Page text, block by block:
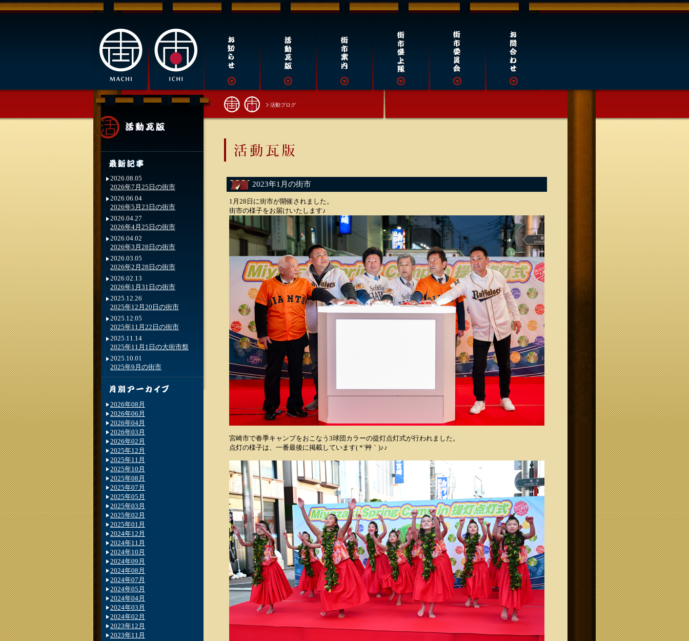
活動ブログ
2023年1月の街市
1月28日に街市が開催されました。
街市の様子をお届けいたします♪
宮崎市で春季キャンプをおこなう3球団カラーの提灯点灯式が行われました。
点灯の様子は、一番最後に掲載しています( *´艸｀)♪♪
2026.08.05
2026年7月25日の街市
2026.06.04
2026年5月23日の街市
2026.04.27
2026年4月25日の街市
2026.04.02
2026年3月28日の街市
2026.03.05
2026年2月28日の街市
2026.02.13
2026年1月31日の街市
2025.12.26
2025年12月20日の街市
2025.12.05
2025年11月22日の街市
2025.11.14
2025年11月1日の大街市祭
2025.10.01
2025年9月の街市
2026年08月
2026年06月
2026年04月
2026年03月
2026年02月
2025年12月
2025年11月
2025年10月
2025年08月
2025年07月
2025年05月
2025年03月
2025年02月
2025年01月
2024年12月
2024年11月
2024年10月
2024年09月
2024年08月
2024年07月
2024年05月
2024年04月
2024年03月
2024年02月
2023年12月
2023年11月